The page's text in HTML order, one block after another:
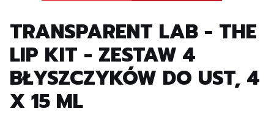
TRANSPARENT LAB - THE
LIP KIT - ZESTAW 4
BŁYSZCZYKÓW DO UST, 4
X 15 ML